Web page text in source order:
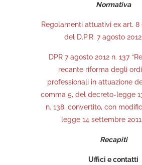
Normativa
Regolamenti attuativi ex art. 8
del D.P.R. 7 agosto
DPR 7 agosto 2012 n. 137
recante riforma degli
professionali in attuazione
comma 5, del decreto-legge
n. 138, convertito, con
legge 14 settembre
Recapiti
Uffici e contatti